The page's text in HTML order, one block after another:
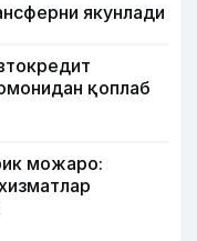
якунлади
қоплаб
можаро: